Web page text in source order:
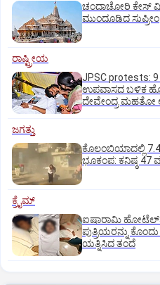
ಚಂದಾಚೋರಿ ಕೇಸ್‌
ಮುಂದೂಡಿದ ಸುಪ್ರೀಂ
ರಾಷ್ಟ್ರೀಯ
JPSC protests:
ಉಪವಾಸದ ಬಳಿಕ
ದೇವೇಂದ್ರ ಮಹತೋ
ಜಗತ್ತು
ಕೊಲಂಬಿಯಾದಲ್ಲಿ
ಭೂಕಂಪ: ಕನಿಷ್ಠ 47
ಕ್ರೈಮ್
ಐಷಾರಾಮಿ
ಪುತ್ರಿಯರನ್ನು
ಯತ್ನಿಸಿದ ತಂದೆ